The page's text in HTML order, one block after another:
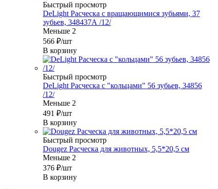
Быстрый просмотр
DeLight Расческа c вращающимися зубьями, 37
зубьев, 348437А /12/
Меньше 2
566 ₽/шт
В корзину
Быстрый просмотр
DeLight Расческа с "кольцами" 56 зубьев, 34856
/12/
Меньше 2
491 ₽/шт
В корзину
Быстрый просмотр
Dougez Расческа для животных, 5,5*20,5 см
Меньше 2
376 ₽/шт
В корзину